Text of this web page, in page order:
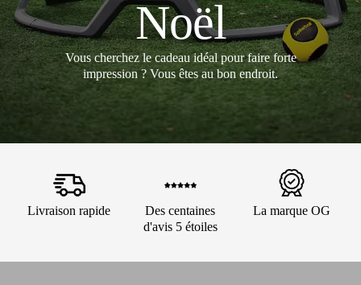
Noël
Vous cherchez le cadeau idéal pour faire forte
impression ? Vous êtes au bon endroit.
Livraison rapide
Des centaines
d'avis 5 étoiles
La marque OG